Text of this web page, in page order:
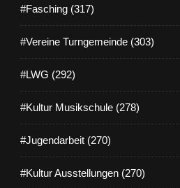
#Fasching (317)
#Vereine Turngemeinde (303)
#LWG (292)
#Kultur Musikschule (278)
#Jugendarbeit (270)
#Kultur Ausstellungen (270)